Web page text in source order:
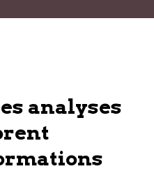
analyses